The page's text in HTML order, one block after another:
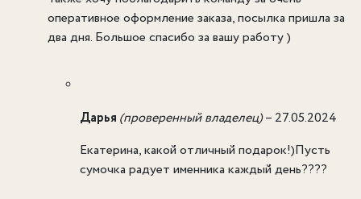
оперативное оформление заказа, посылка пришла за
два дня. Большое спасибо за вашу работу )
Дарья (проверенный владелец)– 27.05.2024
Екатерина, какой отличный подарок!)Пусть
сумочка радует именника каждый день????